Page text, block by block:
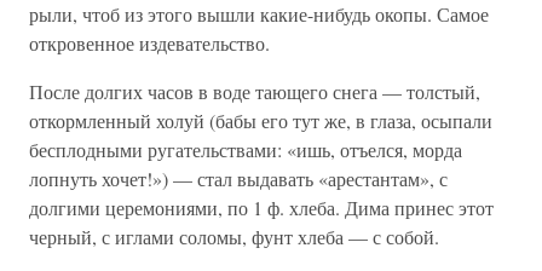
рыли, чтоб из этого вышли какие-нибудь окопы. Самое
откровенное издевательство.
После долгих часов в воде тающего снега — толстый,
откормленный холуй (бабы его тут же, в глаза, осыпали
бесплодными ругательствами: «ишь, отъелся, морда
лопнуть хочет!») — стал выдавать «арестантам», с
долгими церемониями, по 1 ф. хлеба. Дима принес этот
черный, с иглами соломы, фунт хлеба — с собой.